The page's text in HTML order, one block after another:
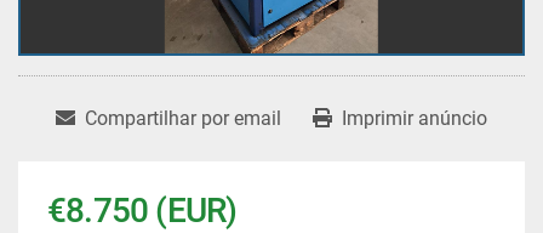
Compartilhar por email Imprimir anúncio
€8.750 (EUR)